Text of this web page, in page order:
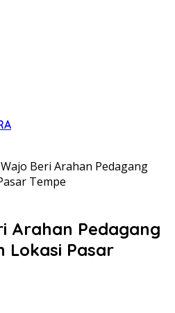
Beri Arahan Pedagang
Tempe
Arahan Pedagang
Lokasi Pasar